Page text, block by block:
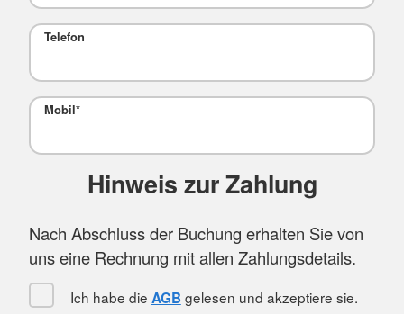
Telefon
Mobil*
Hinweis zur Zahlung
Nach Abschluss der Buchung erhalten Sie von
uns eine Rechnung mit allen Zahlungsdetails.
Ich habe die AGB gelesen und akzeptiere sie.